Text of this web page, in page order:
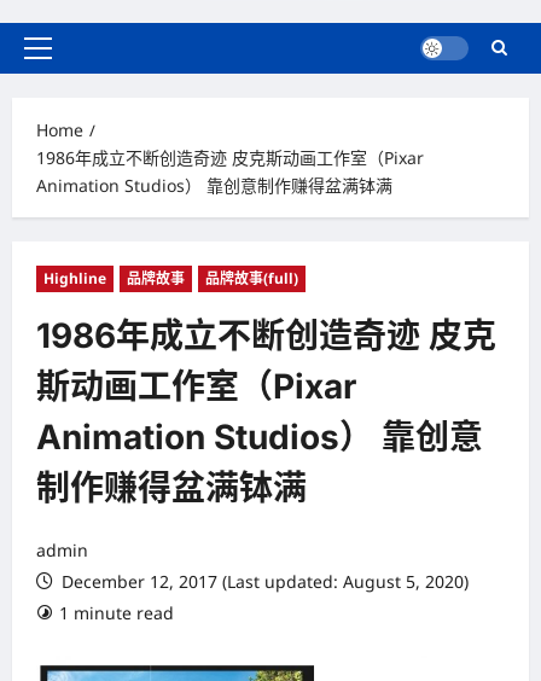
Primary
Home
1986年成立不断创造奇迹 皮克斯动画工作室（Pixar
Animation Studios） 靠创意制作赚得盆满钵满
Highline 品牌故事 品牌故事(full)
1986年成立不断创造奇迹 皮克
斯动画工作室（Pixar
Animation Studios） 靠创意
制作赚得盆满钵满
admin
December 12, 2017 (Last updated: August 5, 2020)
1 minute read